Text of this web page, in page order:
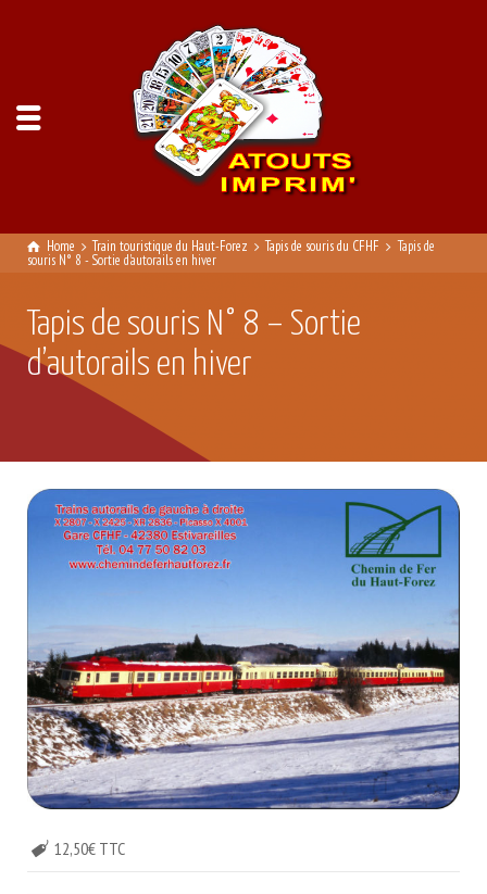
Home Train touristique du Haut-Forez Tapis de souris du CFHF Tapis de
souris N° 8 - Sortie d'autorails en hiver
Tapis de souris N° 8 – Sortie
d’autorails en hiver
12,50€ TTC